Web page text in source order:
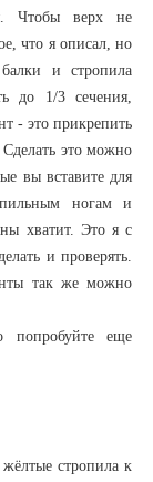
Чтобы верх не
что я описал, но
и стропила
до 1/3 сечения,
- это прикрепить
это можно
вы вставите для
ногам и
хватит. Это я с
и проверять.
так же можно
попробуйте еще
стропила к